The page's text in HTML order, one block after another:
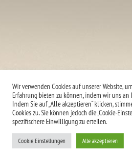
Wir verwenden Cookies auf unserer Website,
Erfahrung bieten zu können, indem wir uns an
Indem Sie auf „Alle akzeptieren“ klicken,
Cookies zu. Sie können jedoch die „Cookie-
spezifischere Einwilligung zu erteilen.
Cookie Einstellungen Alle akzeptieren